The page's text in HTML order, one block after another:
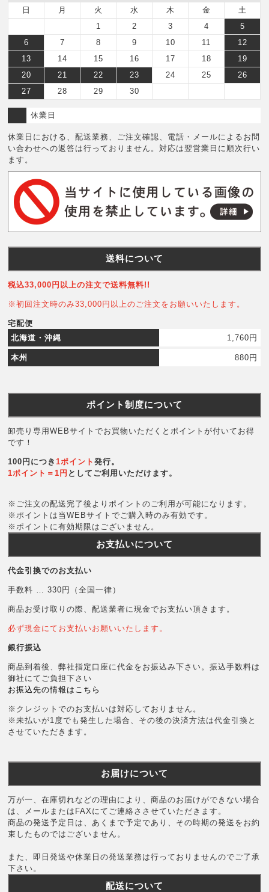
日
月 火 水 木 金
土
1
2 3 4
5
6
7 8 9 10 11
12
13
14 15 16 17 18
19
20
21 22 23 24 25
26
27
28 29 30
休業日
休業日における、配送業務、ご注文確認、電話・メールによるお問
い合わせへの返答は行っておりません。対応は翌営業日に順次行い
ます。
送料について
税込33,000円以上の注文で送料無料!!
※初回注文時のみ33,000円以上のご注文をお願いいたします。
宅配便
北海道・沖縄
1,760円
本州 880円
ポイント制度について
卸売り専用WEBサイトでお買物いただくとポイントが付いてお得
です！
100円につき 1ポイント発行。
1ポイント＝1円 としてご利用いただけます。
※ご注文の配送完了後よりポイントのご利用が可能になります。
※ポイントは当WEBサイトでご購入時のみ有効です。
※ポイントに有効期限はございません。
お支払いについて
代金引換でのお支払い
手数料 … 330円（全国一律）
商品お受け取りの際、配送業者に現金でお支払い頂きます。
必ず現金にてお支払いお願いいたします。
銀行振込
商品到着後、弊社指定口座に代金をお振込み下さい。振込手数料は
御社にてご負担下さい
お振込先の情報はこちら
※クレジットでのお支払いは対応しておりません。
※未払いが1度でも発生した場合、その後の決済方法は代金引換と
させていただきます。
お届けについて
万が一、在庫切れなどの理由により、商品のお届けができない場合
は、メールまたはFAXにてご連絡ささせていただきます。
商品の発送予定日は、あくまで予定であり、その時期の発送をお約
束したものではございません。
また、即日発送や休業日の発送業務は行っておりませんのでご了承
下さい。
配送について